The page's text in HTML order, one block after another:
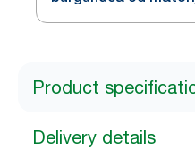
tkanine
Product
Delivery details